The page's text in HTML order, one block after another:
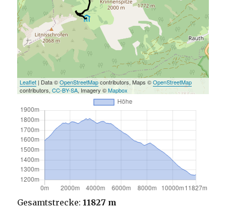
Leaflet | Data ©OpenStreetMapcontributors, Maps ©OpenStreetMap
contributors,CC-BY-SA, Imagery ©Mapbox
Gesamtstrecke: 11827 m